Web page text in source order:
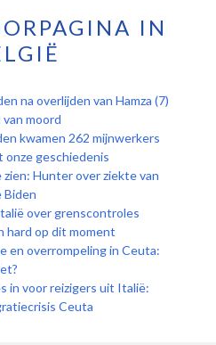
IN
na overlijden van Hamza (7)
moord
kwamen 262 mijnwerkers
onze geschiedenis
Hunter over ziekte van
Biden
over grenscontroles
hard op dit moment
en overrompeling in Ceuta:
in voor reizigers uit Italië:
Ceuta